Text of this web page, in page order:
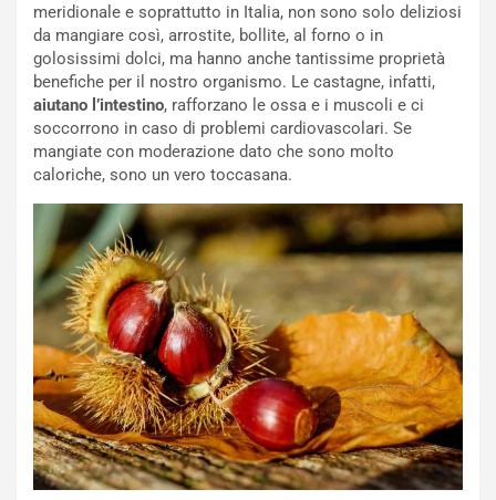
meridionale e soprattutto in Italia, non sono solo deliziosi
da mangiare così, arrostite, bollite, al forno o in
golosissimi dolci, ma hanno anche tantissime proprietà
benefiche per il nostro organismo. Le castagne, infatti,
aiutano l’intestino, rafforzano le ossa e i muscoli e ci
soccorrono in caso di problemi cardiovascolari. Se
mangiate con moderazione dato che sono molto
caloriche, sono un vero toccasana.